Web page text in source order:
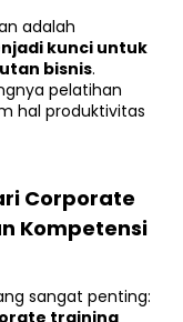
adalah
kunci untuk
bisnis.
pelatihan
hal produktivitas
Corporate
Kompetensi
sangat penting:
training